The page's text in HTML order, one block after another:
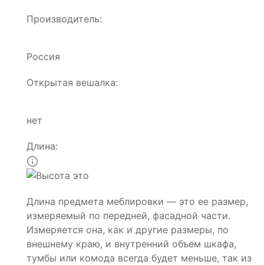
Производитель:
Россия
Открытая вешалка:
нет
Длина:
Длина предмета меблировки — это ее размер,
измеряемый по передней, фасадной части.
Измеряется она, как и другие размеры, по
внешнему краю, и внутренний объем шкафа,
тумбы или комода всегда будет меньше, так из